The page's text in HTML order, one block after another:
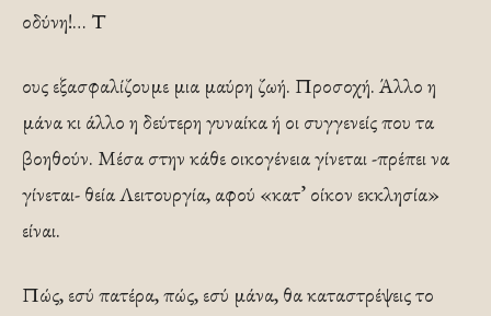
οδύνη!… Τ
ους εξασφαλίζουμε μια μαύρη ζωή. Προσοχή. Άλλο η
μάνα κι άλλο η δεύτερη γυναίκα ή οι συγγενείς που τα
βοηθούν. Μέσα στην κά­θε οικογένεια γίνεται -πρέπει να
γίνεται- θεία Λειτουρ­γία, αφού «κατ’ οίκον εκκλησία»
είναι.
Πώς, εσύ πατέ­ρα, πώς, εσύ μάνα, θα καταστρέψεις το